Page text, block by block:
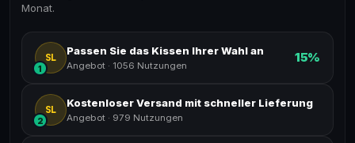
Monat.
SL
1
Passen Sie das Kissen Ihrer Wahl an
Angebot · 1056 Nutzungen
15%
SL
2
Kostenloser Versand mit schneller Lieferung
Angebot · 979 Nutzungen